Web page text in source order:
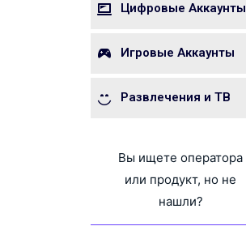
Цифровые Аккаунты
Игровые Аккаунты
Развлечения и ТВ
Вы ищете оператора
или продукт, но не
нашли?